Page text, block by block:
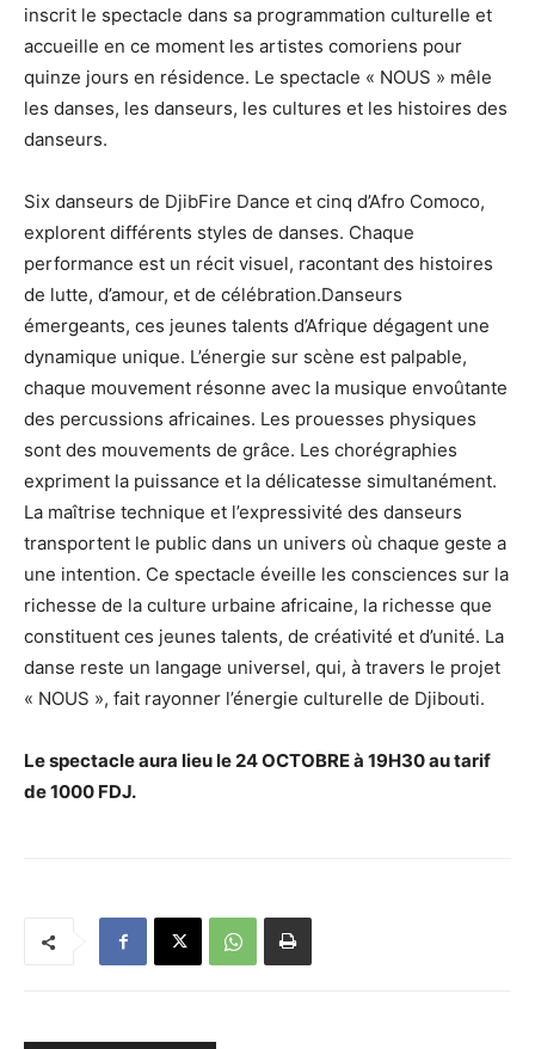
inscrit le spectacle dans sa programmation culturelle et
accueille en ce moment les artistes comoriens pour
quinze jours en résidence. Le spectacle « NOUS » mêle
les danses, les danseurs, les cultures et les histoires des
danseurs.
Six danseurs de DjibFire Dance et cinq d’Afro Comoco,
explorent différents styles de danses. Chaque
performance est un récit visuel, racontant des histoires
de lutte, d’amour, et de célébration.Danseurs
émergeants, ces jeunes talents d’Afrique dégagent une
dynamique unique. L’énergie sur scène est palpable,
chaque mouvement résonne avec la musique envoûtante
des percussions africaines. Les prouesses physiques
sont des mouvements de grâce. Les chorégraphies
expriment la puissance et la délicatesse simultanément.
La maîtrise technique et l’expressivité des danseurs
transportent le public dans un univers où chaque geste a
une intention. Ce spectacle éveille les consciences sur la
richesse de la culture urbaine africaine, la richesse que
constituent ces jeunes talents, de créativité et d’unité. La
danse reste un langage universel, qui, à travers le projet
« NOUS », fait rayonner l’énergie culturelle de Djibouti.
Le spectacle aura lieu le 24 OCTOBRE à 19H30 au tarif
de 1000 FDJ.